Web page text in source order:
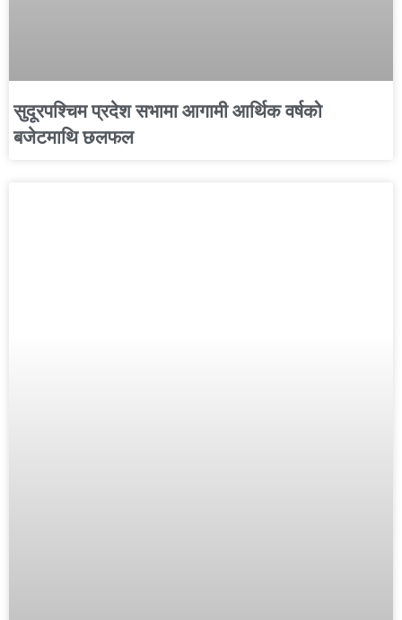
सुदूरपश्चिम प्रदेश सभामा आगामी आर्थिक वर्षको
बजेटमाथि छलफल